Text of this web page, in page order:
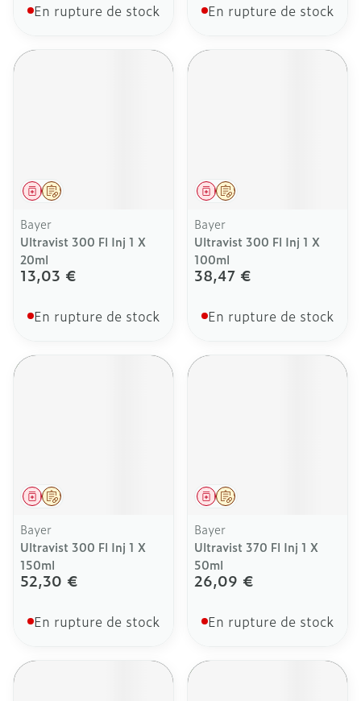
En rupture de stock En rupture de stock
Sur prescription
Médicament
Bayer
Ultravist 300 Fl Inj 1 X
20ml
13,03 €
En rupture de stock
Sur prescription
Médicament
Bayer
Ultravist 300 Fl Inj 1 X
100ml
38,47 €
En rupture de stock
Sur prescription
Médicament
Bayer
Ultravist 300 Fl Inj 1 X
150ml
52,30 €
En rupture de stock
Sur prescription
Médicament
Bayer
Ultravist 370 Fl Inj 1 X
50ml
26,09 €
En rupture de stock